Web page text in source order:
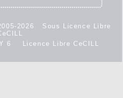
2026
Sous Licence Libre
6
Licence Libre CeCILL